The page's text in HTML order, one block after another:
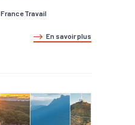
France Travail
En savoir plus